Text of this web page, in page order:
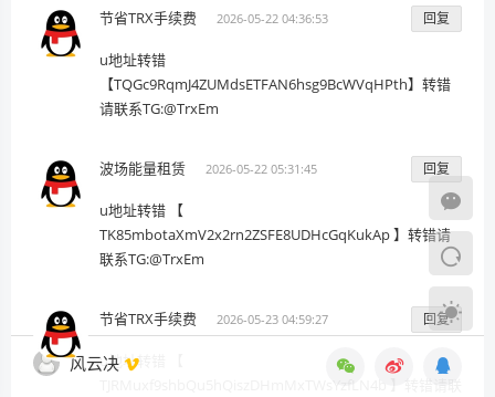
风云决
节省TRX手续费 2026-05-22 04:36:53 回复
u地址转错
【TQGc9RqmJ4ZUMdsETFAN6hsg9BcWVqHPth】转错
请联系TG:@TrxEm
波场能量租赁 2026-05-22 05:31:45 回复
u地址转错 【
TK85mbotaXmV2x2rn2ZSFE8UDHcGqKukAp 】转错请
联系TG:@TrxEm
节省TRX手续费 2026-05-23 04:59:27 回复
u地址转错 【
TJRMuxf9shbQu5hQiszDHmMxTWsYzfLN4b 】转错请联